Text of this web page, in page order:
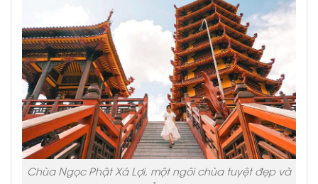
Chùa Ngọc Phật Xá Lợi, một ngôi chùa tuyệt đẹp và